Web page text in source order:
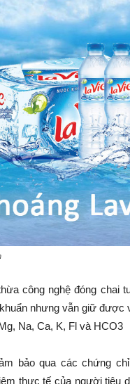
công nghệ đóng chai
nhưng vẫn giữ được
Na, Ca, K, Fl và HCO3
bảo qua các chứng chỉ
thực tế của người tiêu